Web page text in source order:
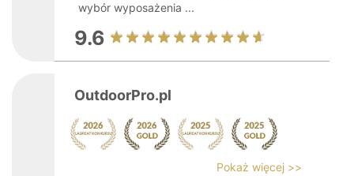
wybór wyposażenia ...
9.6
OutdoorPro.pl
Pokaż więcej >>